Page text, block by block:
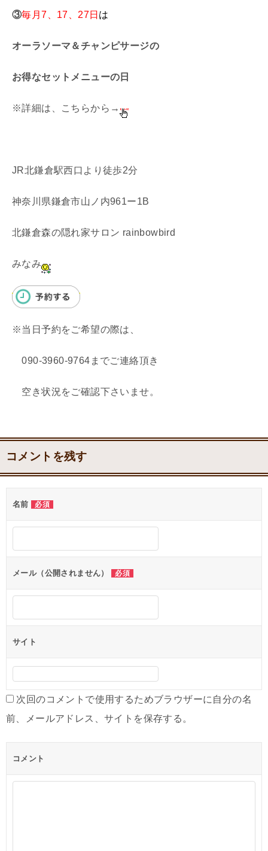
③毎月7、17、27日 は
オーラソーマ＆チャンピサージの
お得なセットメニューの日
※詳細は、こちらから→
JR北鎌倉駅西口より徒歩2分
神奈川県鎌倉市山ノ内961ー1B
北鎌倉森の隠れ家サロン rainbowbird
みなみ
※当日予約をご希望の際は、
090-3960-9764までご連絡頂き
空き状況をご確認下さいませ。
コメントを残す
名前 必須
メール（公開されません） 必須
サイト
次回のコメントで使用するためブラウザーに自分の名
前、メールアドレス、サイトを保存する。
コメント